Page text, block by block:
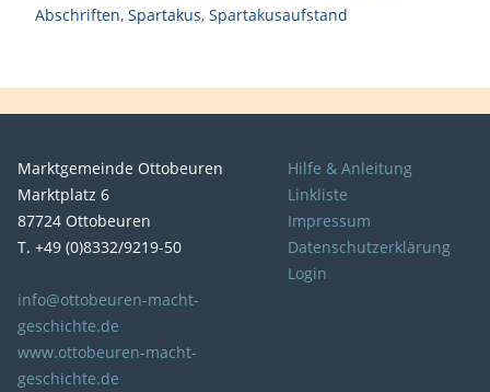
Abschriften, Spartakus, Spartakusaufstand
Marktgemeinde Ottobeuren
Marktplatz 6
87724 Ottobeuren
T. +49 (0)8332/9219-50
info@ottobeuren-macht-
geschichte.de
www.ottobeuren-macht-
geschichte.de
Hilfe & Anleitung
Linkliste
Impressum
Datenschutzerklärung
Login